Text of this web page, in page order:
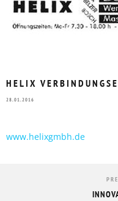
HELIX
28.01.2016
www.helixgmbh.de